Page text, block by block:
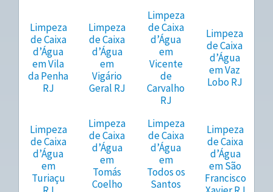
Limpeza
de Caixa
d’Água
em Vila
da Penha
RJ
Limpeza
de Caixa
d’Água
em
Vigário
Geral RJ
Limpeza
de Caixa
d’Água
em
Vicente
de
Carvalho
RJ
Limpeza
de Caixa
d’Água
em Vaz
Lobo RJ
Limpeza
de Caixa
d’Água
em
Turiaçu
Limpeza
de Caixa
d’Água
em
Tomás
Coelho
Limpeza
de Caixa
d’Água
em
Todos os
Santos
Limpeza
de Caixa
d’Água
em São
Francisco